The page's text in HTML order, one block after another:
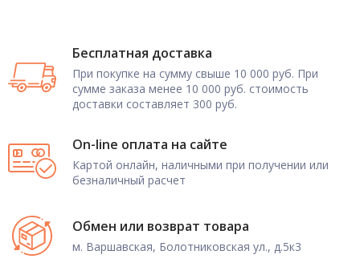
Бесплатная доставка
При покупке на сумму свыше 10 000 руб. При
сумме заказа менее 10 000 руб. стоимость
доставки составляет 300 руб.
On-line оплата на сайте
Картой онлайн, наличными при получении или
безналичный расчет
Обмен или возврат товара
м. Варшавская, Болотниковская ул., д.5к3